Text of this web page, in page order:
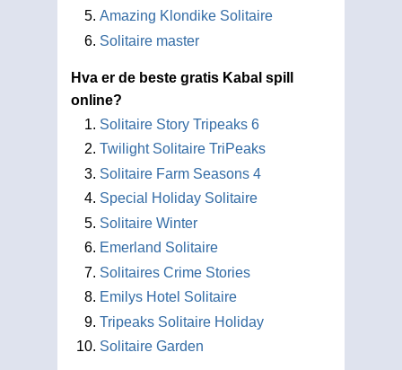
Amazing Klondike Solitaire
Solitaire master
Hva er de beste gratis Kabal spill
online?
Solitaire Story Tripeaks 6
Twilight Solitaire TriPeaks
Solitaire Farm Seasons 4
Special Holiday Solitaire
Solitaire Winter
Emerland Solitaire
Solitaires Crime Stories
Emilys Hotel Solitaire
Tripeaks Solitaire Holiday
Solitaire Garden